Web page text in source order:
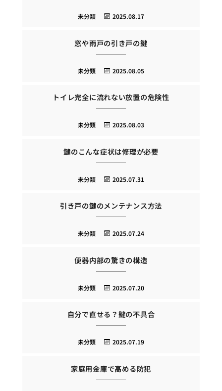
2025.08.17
未分類
窓や雨戸の引き戸の鍵
2025.08.05
未分類
トイレ完全に流れない放置の危険性
2025.08.03
未分類
鍵のこんな症状は修理が必要
2025.07.31
未分類
引き戸の鍵のメンテナンス方法
2025.07.24
未分類
便器内部の驚きの構造
2025.07.20
未分類
自分で直せる？鍵の不具合
2025.07.19
未分類
家庭用金庫で高める防犯